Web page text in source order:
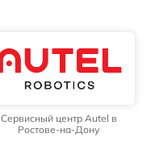
Сервисный центр Autel в
Ростове-на-Дону